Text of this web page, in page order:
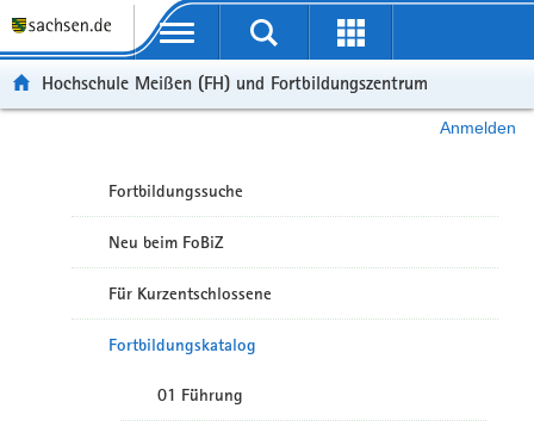
Portalübergreifende Navigation
Hochschule Meißen (FH) und Fortbildungszentrum
Anmelden
Fortbildungssuche
Neu beim FoBiZ
Für Kurzentschlossene
Fortbildungskatalog
01 Führung